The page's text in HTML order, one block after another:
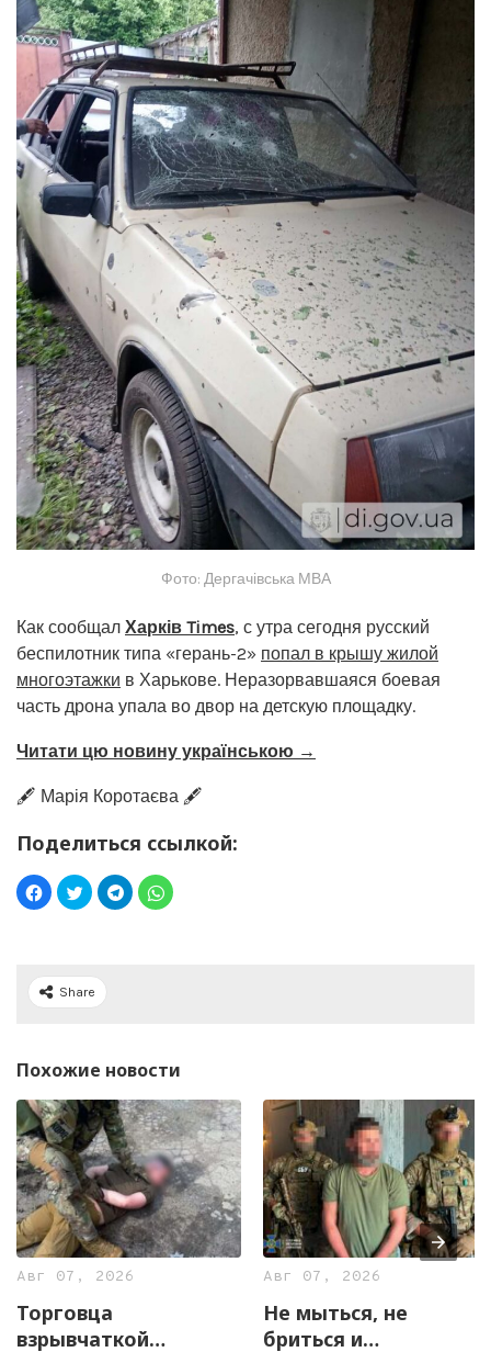
Фото: Дергачівська МВА
Как сообщал Харків Times, с утра сегодня русский
беспилотник типа «герань-2» попал в крышу жилой
многоэтажки в Харькове. Неразорвавшаяся боевая
часть дрона упала во двор на детскую площадку.
Читати цю новину українською →
🖋️ Марія Коротаєва 🖋️
Поделиться ссылкой:
Share
Похожие новости
Авг 07, 2026
Торговца
взрывчаткой
Авг 07, 2026
Не мыться, не
бриться и